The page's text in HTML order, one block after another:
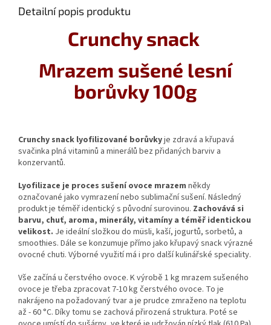
Detailní popis produktu
Crunchy snack
Mrazem sušené lesní
borůvky 100g
Crunchy snack lyofilizované borůvkyje zdravá a křupavá
svačinka plná vitaminů a minerálů bez přidaných barviv a
konzervantů.
Lyofilizace je proces sušení ovoce mrazem někdy
označované jako vymrazení nebo sublimační sušení. Následný
produkt je téměř identický s původní surovinou. Zachovává si
barvu, chuť, aroma, minerály, vitamíny a téměř identickou
velikost. Je ideální složkou do müsli, kaší, jogurtů, sorbetů, a
smoothies. Dále se konzumuje přímo jako křupavý snack výrazné
ovocné chuti. Výborné využití má i pro další kulinářské speciality.
Vše začíná u čerstvého ovoce. K výrobě 1 kg mrazem sušeného
ovoce je třeba zpracovat 7-10 kg čerstvého ovoce. To je
nakrájeno na požadovaný tvar a je prudce zmraženo na teplotu
až - 60 °C. Díky tomu se zachová přirozená struktura. Poté se